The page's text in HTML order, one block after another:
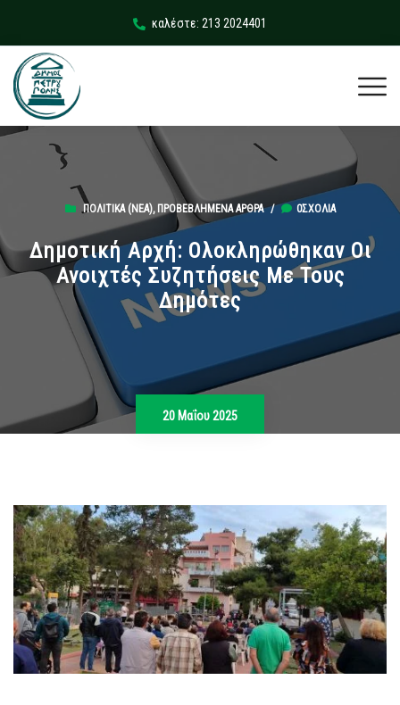
καλέστε: 213 2024401
ΠΟΛΙΤΙΚΆ (ΝΕΑ), ΠΡΟΒΕΒΛΗΜΈΝΑ ΆΡΘΡΑ/ 0ΣΧΌΛΙΑ
Δημοτική Αρχή: Ολοκληρώθηκαν Οι
Ανοιχτές Συζητήσεις Με Τους
Δημότες
20 Μαΐου 2025